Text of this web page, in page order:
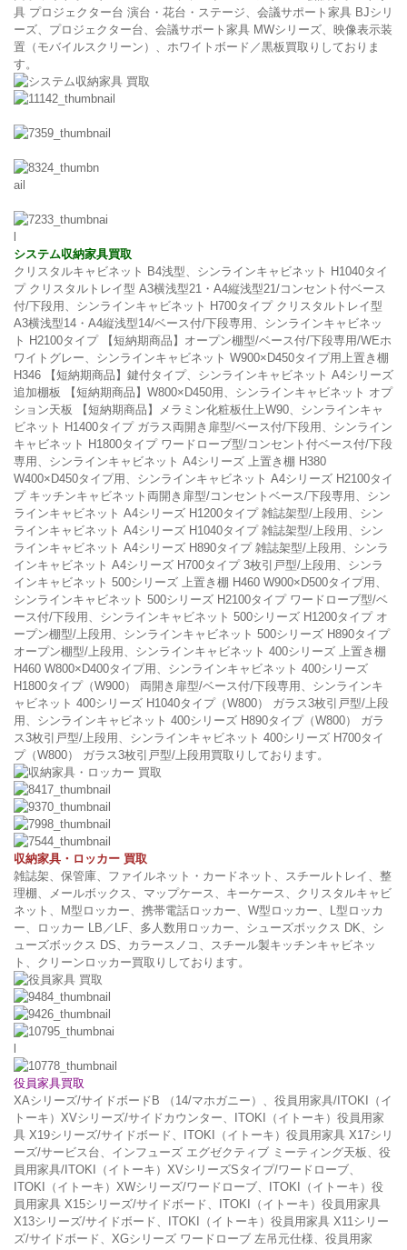
具 プロジェクター台 演台・花台・ステージ、会議サポート家具 BJシリ
ーズ、プロジェクター台、会議サポート家具 MWシリーズ、映像表示装
置（モバイルスクリーン）、ホワイトボード／黒板買取りしておりま
す。
システム収納家具買取
クリスタルキャビネット B4浅型、シンラインキャビネット H1040タイ
プ クリスタルトレイ型 A3横浅型21・A4縦浅型21/コンセント付ベース
付/下段用、シンラインキャビネット H700タイプ クリスタルトレイ型
A3横浅型14・A4縦浅型14/ベース付/下段専用、シンラインキャビネッ
ト H2100タイプ 【短納期商品】オープン棚型/ベース付/下段専用/WEホ
ワイトグレー、シンラインキャビネット W900×D450タイプ用上置き棚
H346 【短納期商品】鍵付タイプ、シンラインキャビネット A4シリーズ
追加棚板 【短納期商品】W800×D450用、シンラインキャビネット オプ
ション天板 【短納期商品】メラミン化粧板仕上W90、シンラインキャ
ビネット H1400タイプ ガラス両開き扉型/ベース付/下段用、シンライン
キャビネット H1800タイプ ワードローブ型/コンセント付ベース付/下段
専用、シンラインキャビネット A4シリーズ 上置き棚 H380
W400×D450タイプ用、シンラインキャビネット A4シリーズ H2100タイ
プ キッチンキャビネット両開き扉型/コンセントベース/下段専用、シン
ラインキャビネット A4シリーズ H1200タイプ 雑誌架型/上段用、シン
ラインキャビネット A4シリーズ H1040タイプ 雑誌架型/上段用、シン
ラインキャビネット A4シリーズ H890タイプ 雑誌架型/上段用、シンラ
インキャビネット A4シリーズ H700タイプ 3枚引戸型/上段用、シンラ
インキャビネット 500シリーズ 上置き棚 H460 W900×D500タイプ用、
シンラインキャビネット 500シリーズ H2100タイプ ワードローブ型/ベ
ース付/下段用、シンラインキャビネット 500シリーズ H1200タイプ オ
ープン棚型/上段用、シンラインキャビネット 500シリーズ H890タイプ
オープン棚型/上段用、シンラインキャビネット 400シリーズ 上置き棚
H460 W800×D400タイプ用、シンラインキャビネット 400シリーズ
H1800タイプ（W900） 両開き扉型/ベース付/下段専用、シンラインキ
ャビネット 400シリーズ H1040タイプ（W800） ガラス3枚引戸型/上段
用、シンラインキャビネット 400シリーズ H890タイプ（W800） ガラ
ス3枚引戸型/上段用、シンラインキャビネット 400シリーズ H700タイ
プ（W800） ガラス3枚引戸型/上段用買取りしております。
収納家具・ロッカー 買取
雑誌架、保管庫、ファイルネット・カードネット、スチールトレイ、整
理棚、メールボックス、マップケース、キーケース、クリスタルキャビ
ネット、M型ロッカー、携帯電話ロッカー、W型ロッカー、L型ロッカ
ー、ロッカー LB／LF、多人数用ロッカー、シューズボックス DK、シ
ューズボックス DS、カラースノコ、スチール製キッチンキャビネッ
ト、クリーンロッカー買取りしております。
役員家具買取
XAシリーズ/サイドボードB （14/マホガニー）、役員用家具/ITOKI（イ
トーキ）XVシリーズ/サイドカウンター、ITOKI（イトーキ）役員用家
具 X19シリーズ/サイドボード、ITOKI（イトーキ）役員用家具 X17シリ
ーズ/サービス台、インフューズ エグゼクティブ ミーティング天板、役
員用家具/ITOKI（イトーキ）XVシリーズSタイプ/ワードローブ、
ITOKI（イトーキ）XWシリーズ/ワードローブ、ITOKI（イトーキ）役
員用家具 X15シリーズ/サイドボード、ITOKI（イトーキ）役員用家具
X13シリーズ/サイドボード、ITOKI（イトーキ）役員用家具 X11シリー
ズ/サイドボード、XGシリーズ ワードローブ 左吊元仕様、役員用家